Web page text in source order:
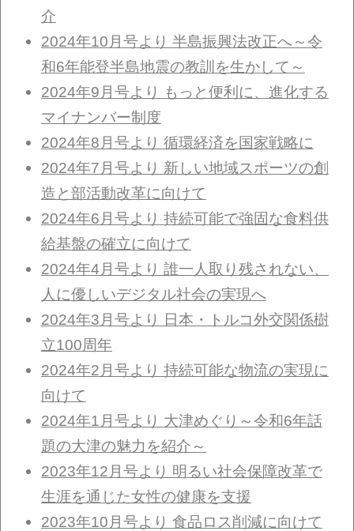
介
2024年10月号より 半島振興法改正へ～令
和6年能登半島地震の教訓を生かして～
2024年9月号より もっと便利に、進化する
マイナンバー制度
2024年8月号より 循環経済を国家戦略に
2024年7月号より 新しい地域スポーツの創
造と部活動改革に向けて
2024年6月号より 持続可能で強固な食料供
給基盤の確立に向けて
2024年4月号より 誰一人取り残されない、
人に優しいデジタル社会の実現へ
2024年3月号より 日本・トルコ外交関係樹
立100周年
2024年2月号より 持続可能な物流の実現に
向けて
2024年1月号より 大津めぐり～令和6年話
題の大津の魅力を紹介～
2023年12月号より 明るい社会保障改革で
生涯を通じた女性の健康を支援
2023年10月号より 食品ロス削減に向けて